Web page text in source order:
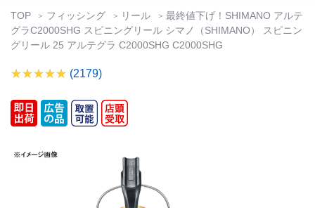
TOP フィッシング リール
最終値下げ！SHIMANO アルテ
グラC2000SHG スピニングリール シマノ（SHIMANO） スピニン
グリール 25 アルテグラ C2000SHG C2000SHG
(2179)